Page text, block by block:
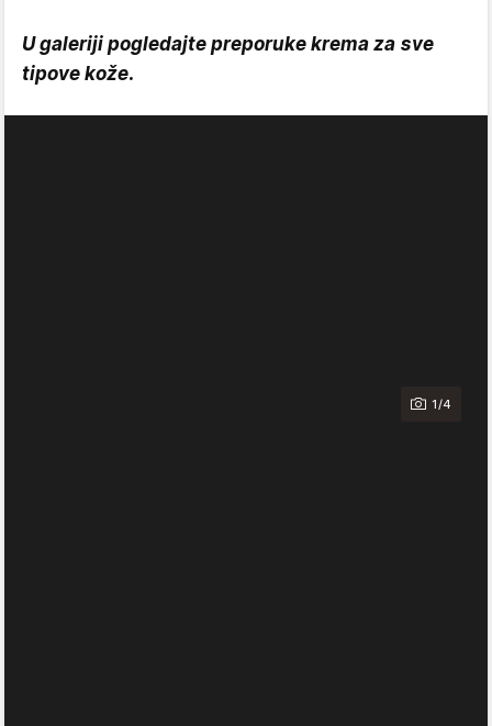
U galeriji pogledajte preporuke krema za sve
tipove kože.
1/4